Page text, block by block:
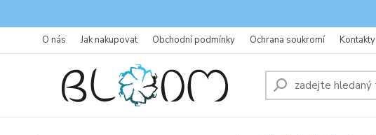
O nás Jak nakupovat Obchodní podmínky Ochrana soukromí Kontakty